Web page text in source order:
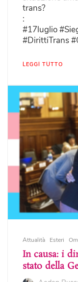
trans?
:
#17luglio
#DirittiTrans
LEGGI TUTTO
Attualità Esteri
In causa: i
stato della